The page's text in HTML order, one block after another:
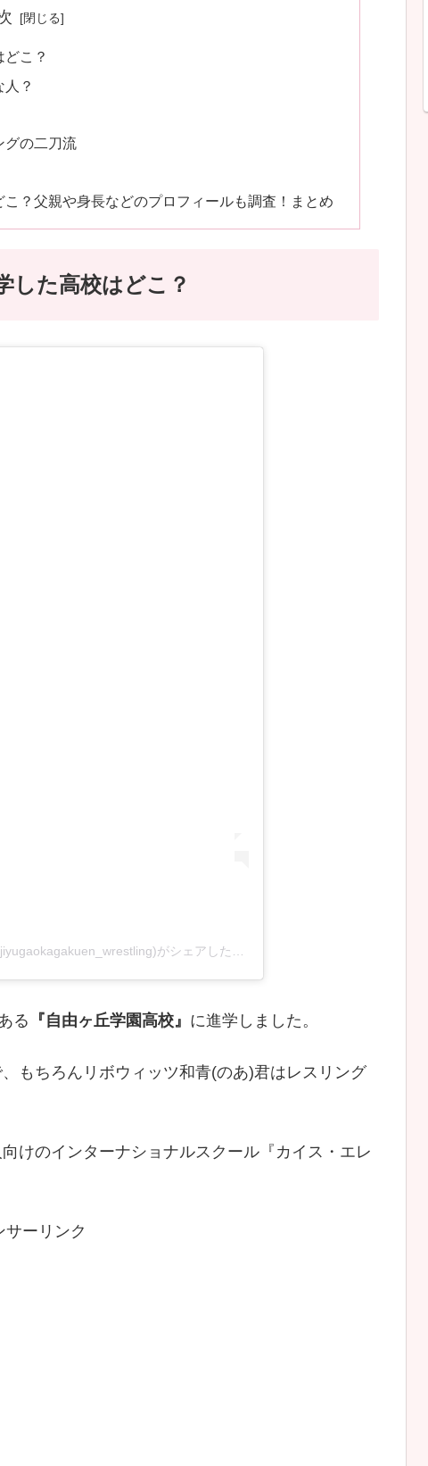
こ？
？
グの二刀流
？父親や身長などのプロフィールも調査！まとめ
した高校はどこ？
自由ヶ丘学園高校 レスリング部(@jiyugaokagakuen_wrestling)がシェアした投稿
る 『自由ヶ丘学園高校』 に進学しました。
もちろんリボウィッツ和青(のあ)君はレスリング
けのインターナショナルスクール『カイス・エレ
サーリンク